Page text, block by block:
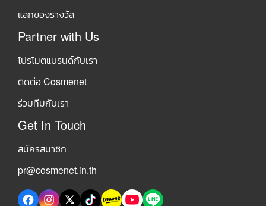
แลกของรางวัล
Partner with Us
โปรโมตแบรนด์กับเรา
ติดต่อ Cosmenet
ร่วมทีมกับเรา
Get In Touch
สมัครสมาชิก
pr@cosmenet.in.th